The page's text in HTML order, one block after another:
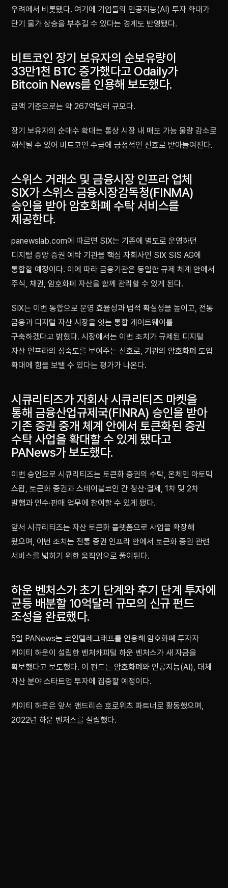
우려에서 비롯됐다. 여기에 기업들의 인공지능(AI) 투자 확대가
단기 물가 상승을 부추길 수 있다는 경계도 반영됐다.
비트코인 장기 보유자의 순보유량이
33만1천 BTC 증가했다고 Odaily가
Bitcoin News를 인용해 보도했다.
금액 기준으로는 약 267억달러 규모다.
장기 보유자의 순매수 확대는 통상 시장 내 매도 가능 물량 감소로
해석될 수 있어 비트코인 수급에 긍정적인 신호로 받아들여진다.
스위스 거래소 및 금융시장 인프라 업체
SIX가 스위스 금융시장감독청(FINMA)
승인을 받아 암호화폐 수탁 서비스를
제공한다.
panewslab.com에 따르면 SIX는 기존에 별도로 운영하던
디지털 중앙 증권 예탁 기관을 핵심 자회사인 SIX SIS AG에
통합할 예정이다. 이에 따라 금융기관은 동일한 규제 체계 안에서
주식, 채권, 암호화폐 자산을 함께 관리할 수 있게 된다.
SIX는 이번 통합으로 운영 효율성과 법적 확실성을 높이고, 전통
금융과 디지털 자산 시장을 잇는 통합 게이트웨이를
구축하겠다고 밝혔다. 시장에서는 이번 조치가 규제된 디지털
자산 인프라의 성숙도를 보여주는 신호로, 기관의 암호화폐 도입
확대에 힘을 보탤 수 있다는 평가가 나온다.
시큐리티즈가 자회사 시큐리티즈 마켓을
통해 금융산업규제국(FINRA) 승인을 받아
기존 증권 중개 체계 안에서 토큰화된 증권
수탁 사업을 확대할 수 있게 됐다고
PANews가 보도했다.
이번 승인으로 시큐리티즈는 토큰화 증권의 수탁, 온체인 아토믹
스왑, 토큰화 증권과 스테이블코인 간 청산·결제, 1차 및 2차
발행과 인수·판매 업무에 참여할 수 있게 됐다.
앞서 시큐리티즈는 자산 토큰화 플랫폼으로 사업을 확장해
왔으며, 이번 조치는 전통 증권 인프라 안에서 토큰화 증권 관련
서비스를 넓히기 위한 움직임으로 풀이된다.
하운 벤처스가 초기 단계와 후기 단계 투자에
균등 배분할 10억달러 규모의 신규 펀드
조성을 완료했다.
5일 PANews는 코인텔레그래프를 인용해 암호화폐 투자자
케이티 하운이 설립한 벤처캐피털 하운 벤처스가 새 자금을
확보했다고 보도했다. 이 펀드는 암호화폐와 인공지능(AI), 대체
자산 분야 스타트업 투자에 집중할 예정이다.
케이티 하운은 앞서 앤드리슨 호로위츠 파트너로 활동했으며,
2022년 하운 벤처스를 설립했다.